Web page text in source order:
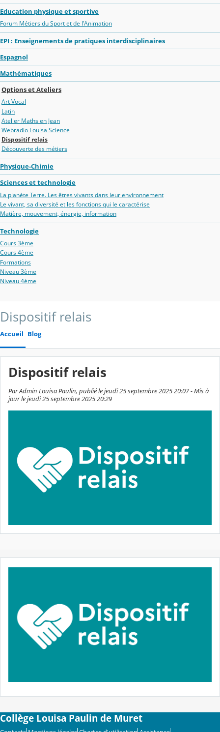
Education physique et sportive
Forum Métiers du Sport et de l'Animation
EPI : Enseignements de pratiques interdisciplinaires
Espagnol
Mathématiques
Options et Ateliers
Art Vocal
Latin
Atelier Maths en Jean
Webradio Louisa Science
Dispositif relais
Découverte des métiers
Physique-Chimie
Sciences et technologie
La planète Terre. Les êtres vivants dans leur environnement
Le vivant, sa diversité et les fonctions qui le caractérise
Matière, mouvement, énergie, information
Technologie
Cours 3ème
Cours 4ème
Formations
Niveau 3ème
Niveau 4ème
Dispositif relais
Accueil Blog
Dispositif relais
Par Admin Louisa Paulin, publié le jeudi 25 septembre 2025 20:07 - Mis à
jour le jeudi 25 septembre 2025 20:29
Collège Louisa Paulin de Muret